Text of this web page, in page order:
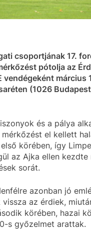
csoportjának 17.
pótolja az
vendégeként március
(1026
és a pálya
el kellett
körében, így
az Ajka ellen kezdte
sorát.
azonban jó
az érdiek,
körében, hazai
s győzelmet arattak.